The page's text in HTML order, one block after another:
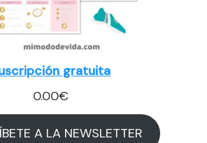
gratuita
0.00€
A LA NEWSLETTER